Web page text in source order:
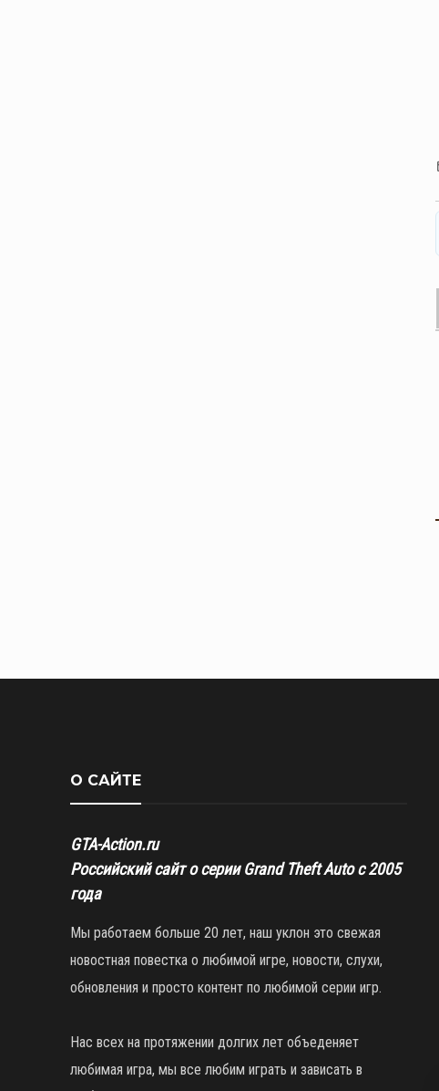
О САЙТЕ
GTA-Action.ru
Российский сайт о серии Grand Theft Auto с 2005
года
Мы работаем больше 20 лет, наш уклон это свежая
новостная повестка о любимой игре, новости, слухи,
обновления и просто контент по любимой серии игр.
Нас всех на протяжении долгих лет объеденяет
любимая игра, мы все любим играть и зависать в